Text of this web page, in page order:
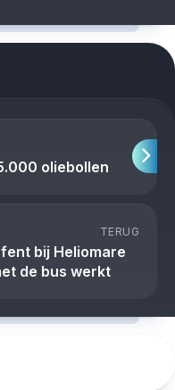
oliebollen
TERUG
bij Heliomare
de bus werkt